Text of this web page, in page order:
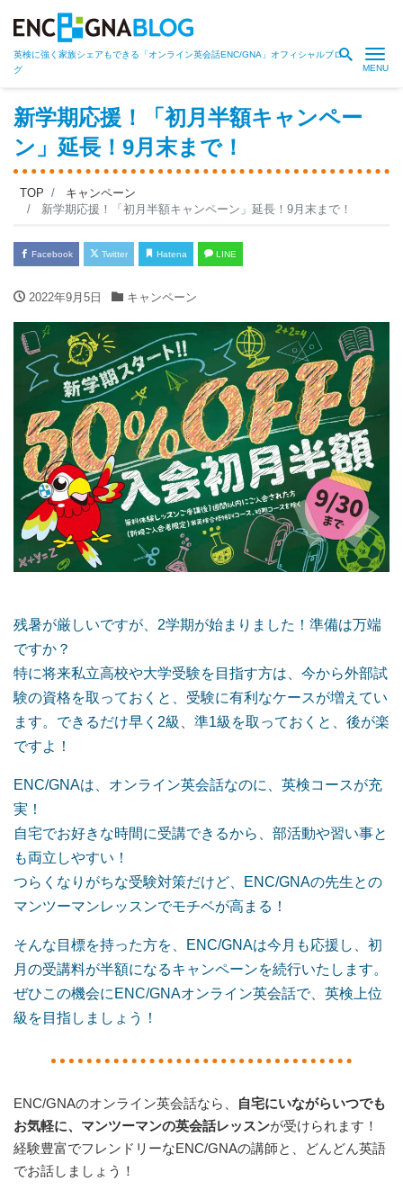
英検に強く家族シェアもできる「オンライン英会話ENC/GNA」オフィシャルブロ
グ
新学期応援！「初月半額キャンペー
ン」延長！9月末まで！
TOP
キャンペーン
新学期応援！「初月半額キャンペーン」延長！9月末まで！
Facebook Twitter Hatena LINE
2022年9月5日 キャンペーン
残暑が厳しいですが、2学期が始まりました！準備は万端
ですか？
特に将来私立高校や大学受験を目指す方は、今から外部試
験の資格を取っておくと、受験に有利なケースが増えてい
ます。できるだけ早く2級、準1級を取っておくと、後が楽
ですよ！
ENC/GNAは、オンライン英会話なのに、英検コースが充
実！
自宅でお好きな時間に受講できるから、部活動や習い事と
も両立しやすい！
つらくなりがちな受験対策だけど、ENC/GNAの先生との
マンツーマンレッスンでモチベが高まる！
そんな目標を持った方を、ENC/GNAは今月も応援し、初
月の受講料が半額になるキャンペーンを続行いたします。
ぜひこの機会にENC/GNAオンライン英会話で、英検上位
級を目指しましょう！
ENC/GNAのオンライン英会話なら、
自宅にいながらいつでも
お気軽に、マンツーマンの英会話レッスンが受けられます！
経験豊富でフレンドリーなENC/GNAの講師と、どんどん英語
でお話しましょう！